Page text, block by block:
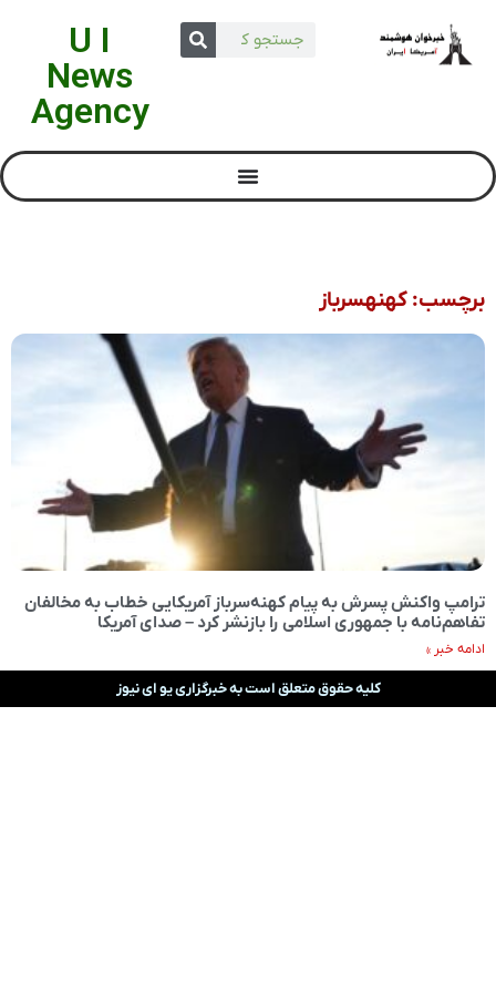
U I
News
Agency
برچسب: کهنهسرباز
ترامپ واکنش پسرش به پیام کهنه‌سرباز آمریکایی خطاب به مخالفان
تفاهم‌‌نامه با جمهوری اسلامی را بازنشر کرد – صدای آمریکا
ادامه خبر »
کلیه حقوق متعلق است به خبرگزاری یو ای نیوز